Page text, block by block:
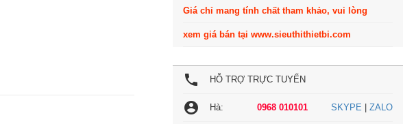
Giá chỉ mang tính chất tham khảo, vui lòng
xem giá bán tại www.sieuthithietbi.com
local_phone HỖ TRỢ TRỰC TUYẾN
account_circle Hà: 0968 010101 SKYPE ZALO